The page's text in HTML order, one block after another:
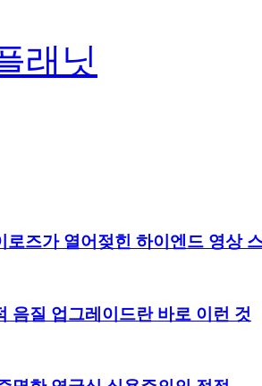
로즈가 열어젖힌 하이엔드 영상
음질 업그레이드란 바로 이런 것